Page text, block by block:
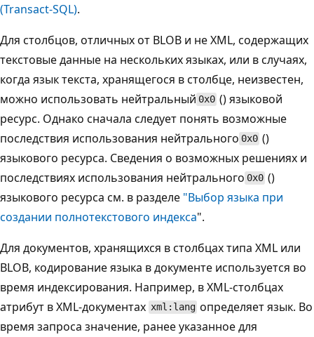
(Transact-SQL).
Для столбцов, отличных от BLOB и не XML, содержащих
текстовые данные на нескольких языках, или в случаях,
когда язык текста, хранящегося в столбце, неизвестен,
можно использовать нейтральный 0x0 () языковой
ресурс. Однако сначала следует понять возможные
последствия использования нейтрального 0x0 ()
языкового ресурса. Сведения о возможных решениях и
последствиях использования нейтрального 0x0 ()
языкового ресурса см. в разделе "Выбор языка при
создании полнотекстового индекса".
Для документов, хранящихся в столбцах типа XML или
BLOB, кодирование языка в документе используется во
время индексирования. Например, в XML-столбцах
атрибут в XML-документах xml:lang определяет язык. Во
время запроса значение, ранее указанное для